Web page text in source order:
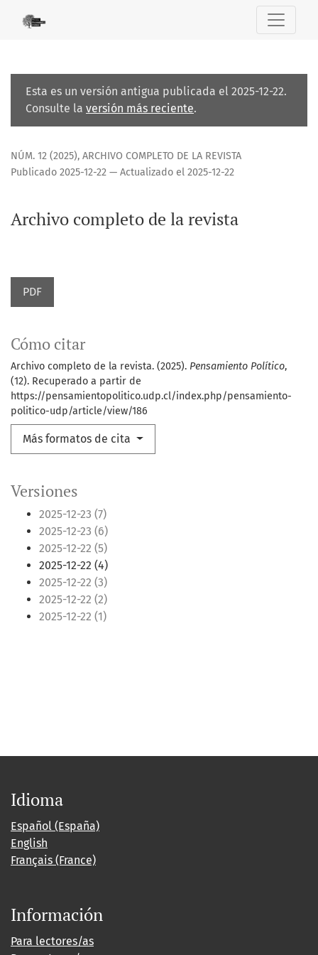
Esta es un versión antigua publicada el 2025-12-22.
Consulte la versión más reciente.
NÚM. 12 (2025), ARCHIVO COMPLETO DE LA REVISTA
Archivo completo de la revista
Publicado 2025-12-22 — Actualizado el 2025-12-22
Versiones
2025-12-23 (7)
2025-12-23 (6)
2025-12-22 (5)
2025-12-22 (4)
2025-12-22 (3)
2025-12-22 (2)
2025-12-22 (1)
PDF
Cómo citar
Archivo completo de la revista. (2025). Pensamiento Político,
(12). Recuperado a partir de
https://pensamientopolitico.udp.cl/index.php/pensamiento-
politico-udp/article/view/186
Más formatos de cita
Idioma
Español (España)
English
Français (France)
Información
Para lectores/as